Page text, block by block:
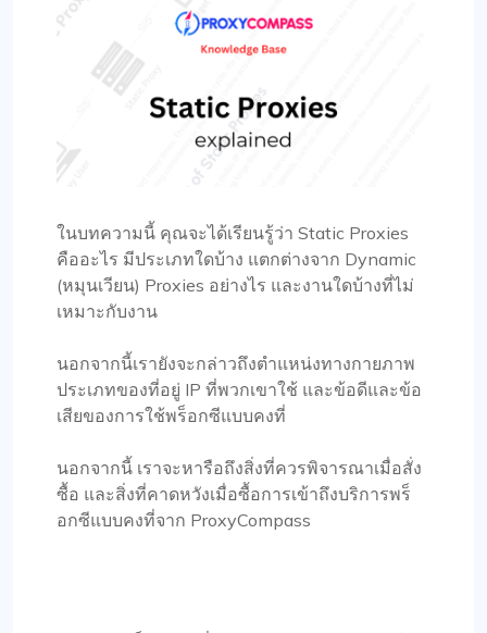
ในบทความนี้ คุณจะได้เรียนรู้ว่า Static Proxies
คืออะไร มีประเภทใดบ้าง แตกต่างจาก Dynamic
(หมุนเวียน) Proxies อย่างไร และงานใดบ้างที่ไม่
เหมาะกับงาน
นอกจากนี้เรายังจะกล่าวถึงตำแหน่งทางกายภาพ
ประเภทของที่อยู่ IP ที่พวกเขาใช้ และข้อดีและข้อ
เสียของการใช้พร็อกซีแบบคงที่
นอกจากนี้ เราจะหารือถึงสิ่งที่ควรพิจารณาเมื่อสั่ง
ซื้อ และสิ่งที่คาดหวังเมื่อซื้อการเข้าถึงบริการพร็
อกซีแบบคงที่จาก ProxyCompass